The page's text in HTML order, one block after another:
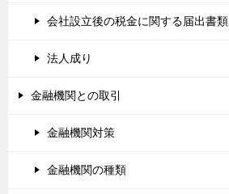
会社設立後の税金に関する届出書類
法人成り
金融機関との取引
金融機関対策
金融機関の種類